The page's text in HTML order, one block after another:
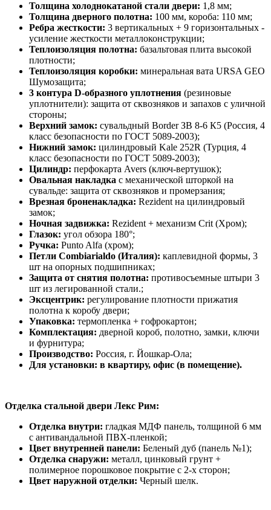
Толщина холоднокатаной стали двери: 1,8 мм;
Толщина дверного полотна: 100 мм, короба: 110 мм;
Ребра жесткости: 3 вертикальных + 9 горизонтальных -
усиление жесткости металлоконструкции;
Теплоизоляция полотна: базальтовая плита высокой
плотности;
Теплоизоляция коробки: минеральная вата URSA GEO
Шумозащита;
3 контура D-образного уплотнения (резиновые
уплотнители): защита от сквозняков и запахов с уличной
стороны;
Верхний замок: сувальдный Border ЗВ 8-6 К5 (Россия, 4
класс безопасности по ГОСТ 5089-2003);
Нижний замок: цилиндровый Kale 252R (Турция, 4
класс безопасности по ГОСТ 5089-2003);
Цилиндр: перфокарта Avers (ключ-вертушок);
Овальная накладка с механической шторкой на
сувальде: защита от сквозняков и промерзания;
Врезная броненакладка: Rezident на цилиндровый
замок;
Ночная задвижка: Rezident + механизм Crit (Хром);
Глазок: угол обзора 180°;
Ручка: Punto Alfa (хром);
Петли Combiarialdo (Италия): каплевидной формы, 3
шт на опорных подшипниках;
Защита от снятия полотна: противосъемные штыри 3
шт из легированной стали.;
Эксцентрик: регулирование плотности прижатия
полотна к коробу двери;
Упаковка: термопленка + гофрокартон;
Комплектация: дверной короб, полотно, замки, ключи
и фурнитура;
Производство: Россия, г. Йошкар-Ола;
Для установки: в квартиру, офис (в помещение).
Отделка стальной двери Лекс Рим:
Отделка внутри: гладкая МДФ панель, толщиной 6 мм
с антивандальной ПВХ-пленкой;
Цвет внутренней панели: Беленый дуб (панель №1);
Отделка снаружи: металл, цинковый грунт +
полимерное порошковое покрытие с 2-х сторон;
Цвет наружной отделки: Черный шелк.